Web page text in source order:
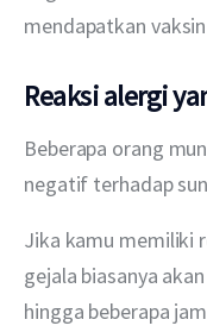
mendapatkan
Reaksi alergi
Beberapa orang
negatif terhadap
Jika kamu memiliki
gejala biasanya
hingga beberapa